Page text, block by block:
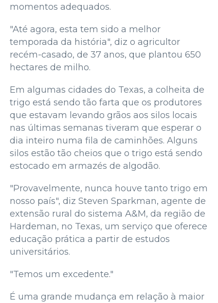
momentos adequados.
"Até agora, esta tem sido a melhor
temporada da história", diz o agricultor
recém-casado, de 37 anos, que plantou 650
hectares de milho.
Em algumas cidades do Texas, a colheita de
trigo está sendo tão farta que os produtores
que estavam levando grãos aos silos locais
nas últimas semanas tiveram que esperar o
dia inteiro numa fila de caminhões. Alguns
silos estão tão cheios que o trigo está sendo
estocado em armazés de algodão.
"Provavelmente, nunca houve tanto trigo em
nosso país", diz Steven Sparkman, agente de
extensão rural do sistema A&M, da região de
Hardeman, no Texas, um serviço que oferece
educação prática a partir de estudos
universitários.
"Temos um excedente."
É uma grande mudança em relação à maior